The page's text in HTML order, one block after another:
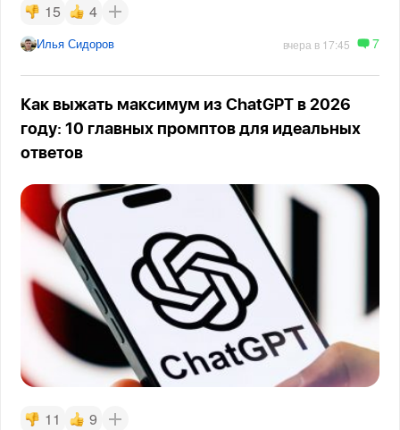
15 4
Илья Сидоров вчера в 17:45 7
Как выжать максимум из ChatGPT в 2026
году: 10 главных промптов для идеальных
ответов
11 9